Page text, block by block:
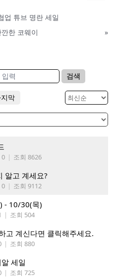
업 튜브 명란 세일
한 코웨이
»
검색
막
0 | 조회 8626
알고 계세요?
0 | 조회 9112
- 10/30(목)
| 조회 504
고 계신다면 클릭해주세요.
| 조회 880
세일
| 조회 725